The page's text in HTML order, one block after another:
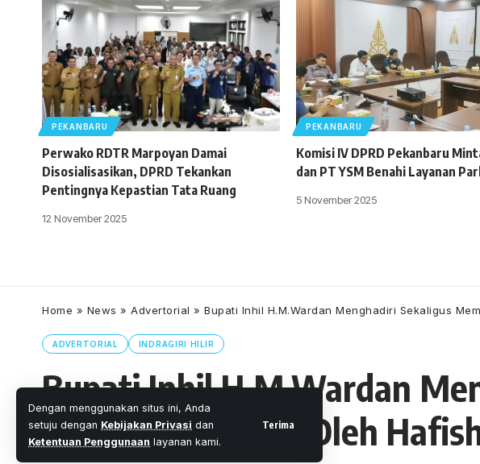
Dengan menggunakan situs ini, Anda
setuju dengan Kebijakan Privasi dan
Ketentuan Penggunaan layanan kami.
Terima
PEKANBARU
Perwako RDTR Marpoyan Damai
Disosialisasikan, DPRD Tekankan
Pentingnya Kepastian Tata Ruang
12 November 2025
PEKANBARU
Komisi IV DPRD Pekanbaru
dan PT YSM Benahi Layanan
5 November 2025
Home » News » Advertorial » Bupati Inhil H.M.Wardan Menghadiri Sekaligus
ADVERTORIAL INDRAGIRI HILIR
Bupati Inhil H.M.Wardan
Simaan Al Qur’an Oleh